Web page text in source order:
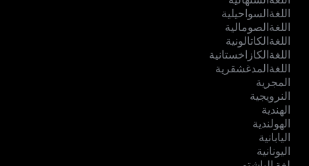
اللغةالسواحيلية
اللغةالصومالية
اللغةالكاتالونية
اللغةالكازاخستانية
اللغةالمدغشقرية
المجرية
النرويجية
الهندية
الهولندية
اليابانية
اليونانية